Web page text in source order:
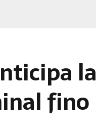
la
fino